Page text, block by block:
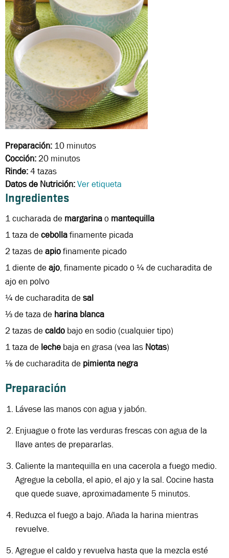
Preparación: 10 minutos
Cocción:20 minutos
Rinde:4 tazas
Datos de Nutrición:Ver etiqueta
Ingredientes
1 cucharada de margarinao mantequilla
1 taza decebollafinamente picada
2 tazas deapiofinamente picado
1 diente deajo, finamente picado o ¼ de cucharadita de
ajo en polvo
¼ de cucharadita desal
⅓ de taza de harina blanca
2 tazas decaldo bajoen sodio (cualquier tipo)
1 taza de leche baja en grasa (vea las Notas)
⅛ de cucharadita de pimienta negra
Preparación
Lávese las manos con agua y jabón.
Enjuague o frote las verduras frescas con agua de la
llave antes de prepararlas.
Caliente la mantequilla en una cacerola a fuego medio.
Agregue la cebolla, el apio, el ajo y la sal. Cocine hasta
que quede suave, aproximadamente 5 minutos.
Reduzca el fuego a bajo. Añada la harina mientras
revuelve.
Agregue el caldo y revuelva hasta que la mezcla esté